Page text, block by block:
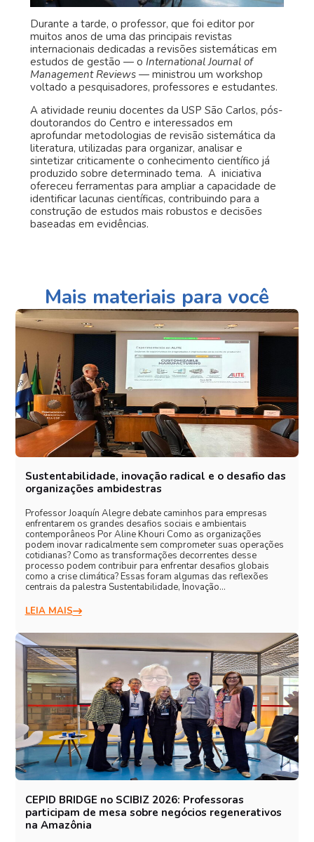
Durante a tarde, o professor, que foi editor por
muitos anos de uma das principais revistas
internacionais dedicadas a revisões sistemáticas em
estudos de gestão — o International Journal of
Management Reviews— ministrou um workshop
voltado a pesquisadores, professores e estudantes.
A atividade reuniu docentes da USP São Carlos, pós-
doutorandos do Centro e interessados em
aprofundar metodologias de revisão sistemática da
literatura, utilizadas para organizar, analisar e
sintetizar criticamente o conhecimento científico já
produzido sobre determinado tema. A iniciativa
ofereceu ferramentas para ampliar a capacidade de
identificar lacunas científicas, contribuindo para a
construção de estudos mais robustos e decisões
baseadas em evidências.
Mais materiais para você
Sustentabilidade, inovação radical e o desafio das
organizações ambidestras
Professor Joaquín Alegre debate caminhos para empresas
enfrentarem os grandes desafios sociais e ambientais
contemporâneos Por Aline Khouri Como as organizações
podem inovar radicalmente sem comprometer suas operações
cotidianas? Como as transformações decorrentes desse
processo podem contribuir para enfrentar desafios globais
como a crise climática? Essas foram algumas das reflexões
centrais da palestra Sustentabilidade, Inovação…
LEIA MAIS
CEPID BRIDGE no SCIBIZ 2026: Professoras
participam de mesa sobre negócios regenerativos
na Amazônia